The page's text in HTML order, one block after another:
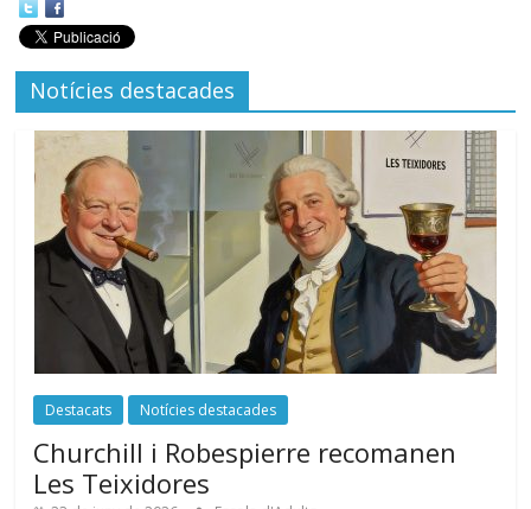
Notícies destacades
Destacats Notícies destacades
Churchill i Robespierre recomanen
Les Teixidores